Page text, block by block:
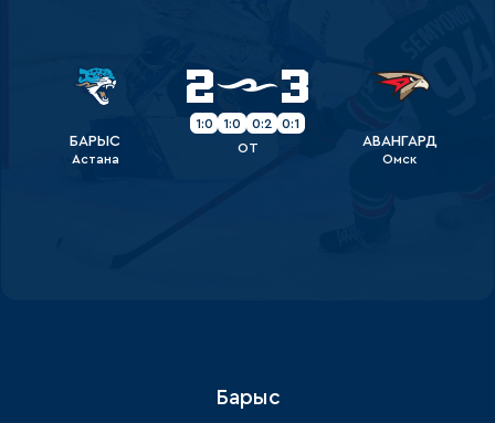
БАРЫС
Астана
2 3
1:0 1:0 0:2
0:1
OT
АВАНГАРД
Омск
Барыс